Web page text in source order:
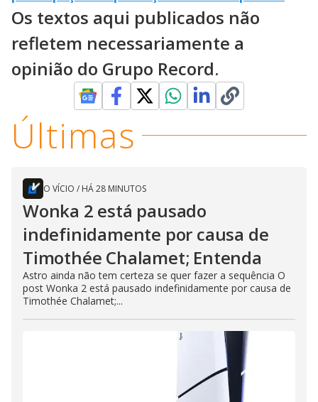
Os textos aqui publicados não
refletem necessariamente a
opinião do Grupo Record.
Últimas
O VÍCIO / HÁ 28 MINUTOS
Wonka 2 está pausado
indefinidamente por causa de
Timothée Chalamet; Entenda
Astro ainda não tem certeza se quer fazer a sequência O
post Wonka 2 está pausado indefinidamente por causa de
Timothée Chalamet;...